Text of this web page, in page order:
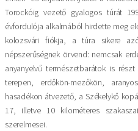
Torockóig vezető gyalogos túrát
évfordulója alkalmából hirdette meg
kolozsvári fiókja, a túra sikere
népszerűségnek örvend: nemcsak
anyanyelvű természetbarátok is
terepen, erdőkön-mezőkön,
hasadékon átvezető, a Székelykő
17, illetve 10 kilométeres
szerelmesei.